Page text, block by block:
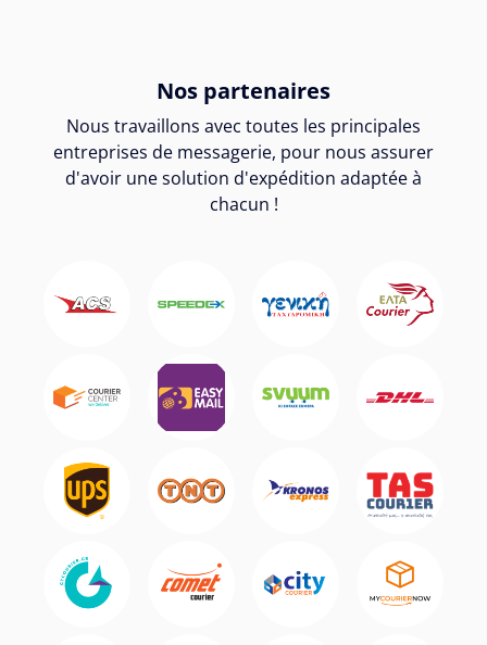
Nos partenaires
Nous travaillons avec toutes les principales
entreprises de messagerie, pour nous assurer
d'avoir une solution d'expédition adaptée à
chacun !